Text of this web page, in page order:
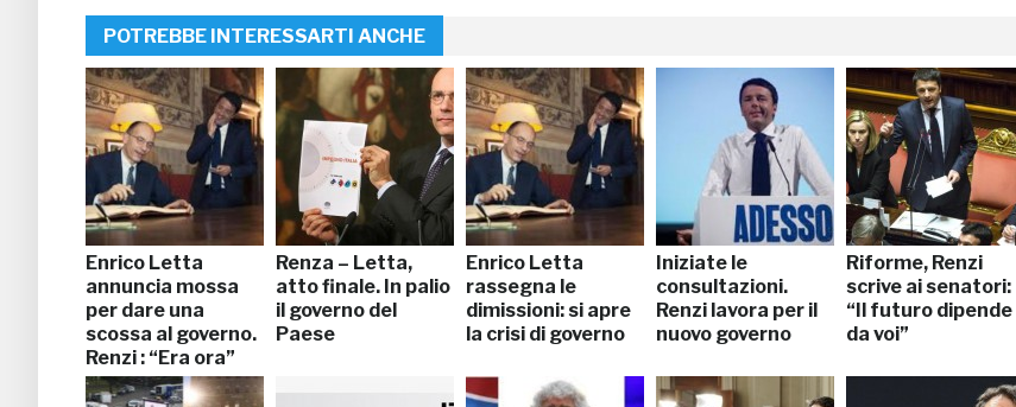
POTREBBE INTERESSARTI ANCHE
Enrico Letta
annuncia mossa
per dare una
scossa al governo.
Renzi : “Era ora”
Renza – Letta,
atto finale. In palio
il governo del
Paese
Enrico Letta
rassegna le
dimissioni: si apre
la crisi di governo
Iniziate le
consultazioni.
Renzi lavora per il
nuovo governo
Riforme, Renzi
scrive ai senatori:
“Il futuro dipende
da voi”